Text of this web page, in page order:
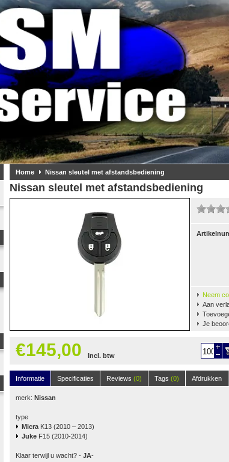
Home Nissan sleutel met afstandsbediening
Nissan sleutel met afstandsbediening
Neem
Aan
Je
€145,00 Incl. btw
Informatie
Specificaties Reviews (0) Tags (0) Afdrukken
merk: Nissan
type
Micra K13 (2010 – 2013)
Juke F15 (2010-2014)
Klaar terwijl u wacht? - JA-